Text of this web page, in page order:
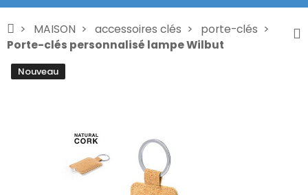
MAISON accessoires clés
porte-clés
Porte-clés personnalisé lampe Wilbut
Nouveau